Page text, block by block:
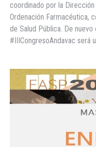
coordinado por la
Ordenación Farmacéutica,
de Salud Pública. De nuevo
#IIICongresoAndavac será